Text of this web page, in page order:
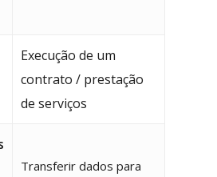
Execução de um
contrato / prestação
de serviços
Transferir dados para